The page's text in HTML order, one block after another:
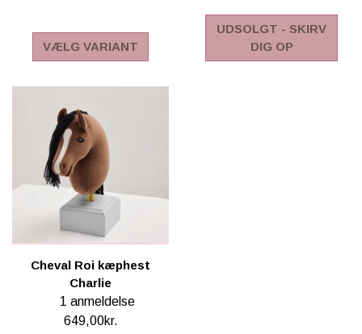
VÆLG VARIANT
UDSOLGT - SKIRV
DIG OP
Cheval Roi kæphest
Charlie
1 anmeldelse
649,00kr.